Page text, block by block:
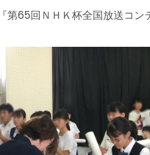
第65回ＮＨＫ杯全国放送コ